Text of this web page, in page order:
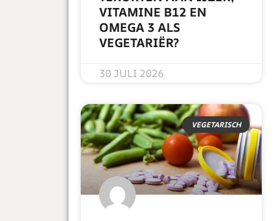
VITAMINE B12 EN
OMEGA 3 ALS
VEGETARIËR?
30 JULI 2026
VEGETARISCH